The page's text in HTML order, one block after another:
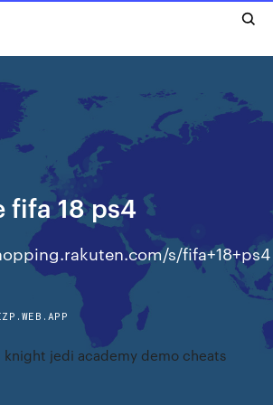
fifa 18 ps4
s/fifa+18+ps4
knight jedi academy demo cheats